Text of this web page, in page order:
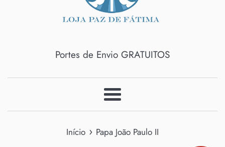
Portes de Envio GRATUITOS
Menu
Início › Papa João Paulo II